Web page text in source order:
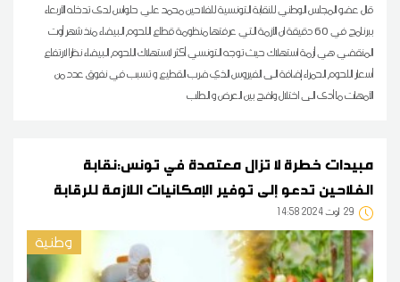
قال عضو المجلس الوطني للنقابة التونسية للفلاحين محمد علي حلواس لدى تدخله الأربعاء
ببرنامج في 60 دقيقة ان الأزمة التي عرفتها منظومة قطاع اللحوم البيضاء منذ شهر أوت
المنقضي هي أزمة استهلاك حيث توجه التونسي أكثر لاستهلاك اللحوم البيضاء نظرا لارتفاع
أسعار اللحوم الحمراء إضافة الى الفيروس الذي ضرب القطيع و تسبب في نفوق عدد من
الأمهات ما أدى الى اختلال واضح بين العرض و الطلب
مبيدات خطرة لا تزال معتمدة في تونس:نقابة
الفلاحين تدعو إلى توفير الإمكانيات اللازمة للرقابة
29 14:58 2024 أوت
وطنية